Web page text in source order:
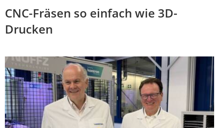
CNC-Fräsen so einfach wie 3D-
Drucken